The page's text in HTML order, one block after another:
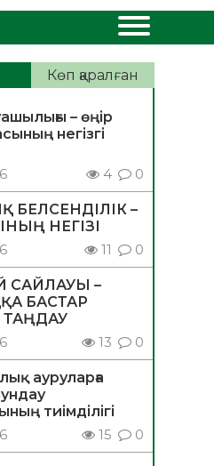
Көп қаралған
– өңір
негізгі
4 0
БЕЛСЕНДІЛІК –
НЕГІЗІ
11 0
САЙЛАУЫ –
БАСТАР
13 0
ауруларға
тиімділігі
15 0